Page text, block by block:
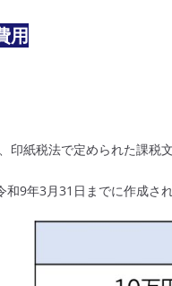
用
印紙税法で定められた課税
9年3月31日までに作成さ